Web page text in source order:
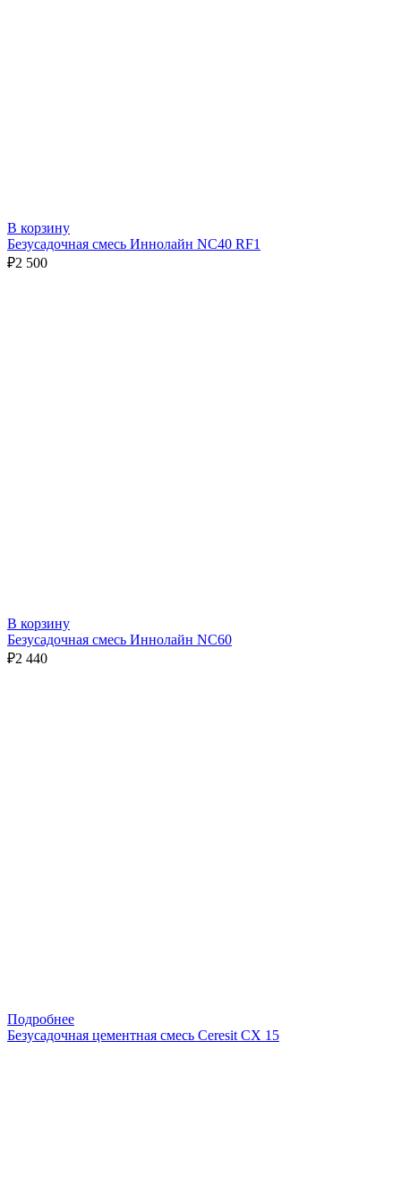
В корзину
Безусадочная смесь Иннолайн NC40 RF1
₽2 500
В корзину
Безусадочная смесь Иннолайн NC60
₽2 440
Подробнее
Безусадочная цементная смесь Ceresit CX 15